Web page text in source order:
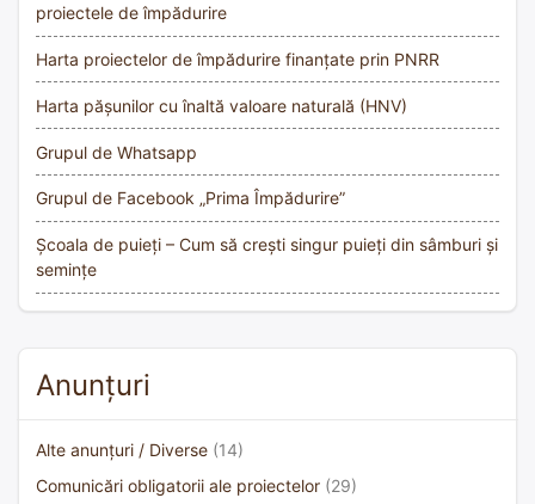
proiectele de împădurire
Harta proiectelor de împădurire finanțate prin PNRR
Harta pășunilor cu înaltă valoare naturală (HNV)
Grupul de Whatsapp
Grupul de Facebook „Prima Împădurire”
Școala de puieți – Cum să crești singur puieți din sâmburi și
semințe
Anunțuri
Alte anunțuri / Diverse (14)
Comunicări obligatorii ale proiectelor (29)